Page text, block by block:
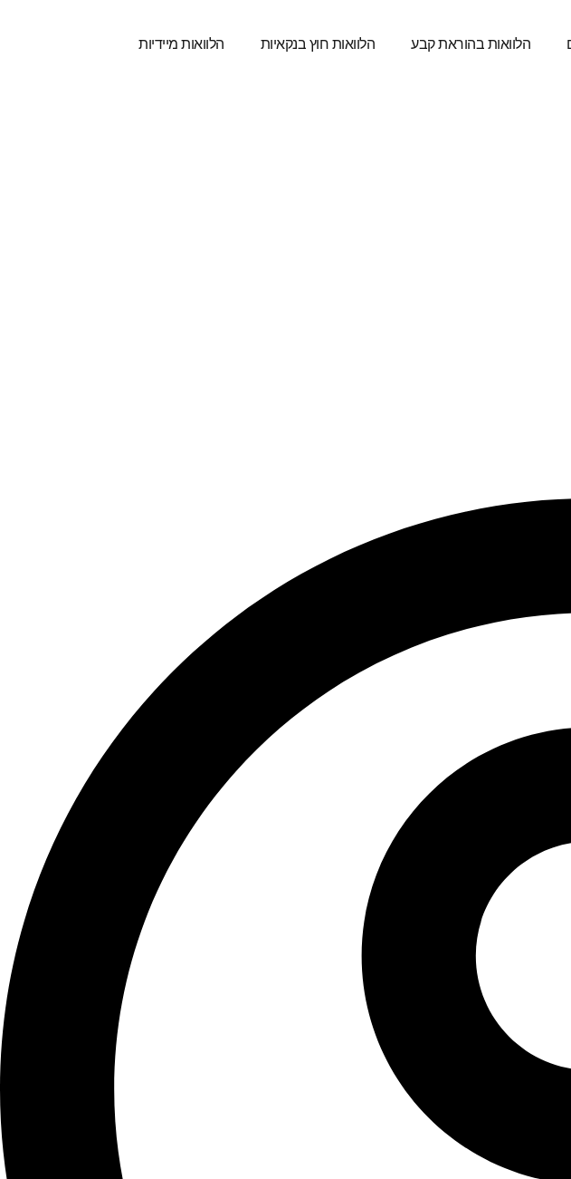
הלוואות בהוראת קבע הלוואות חוץ בנקאיות הלוואות מיידיות